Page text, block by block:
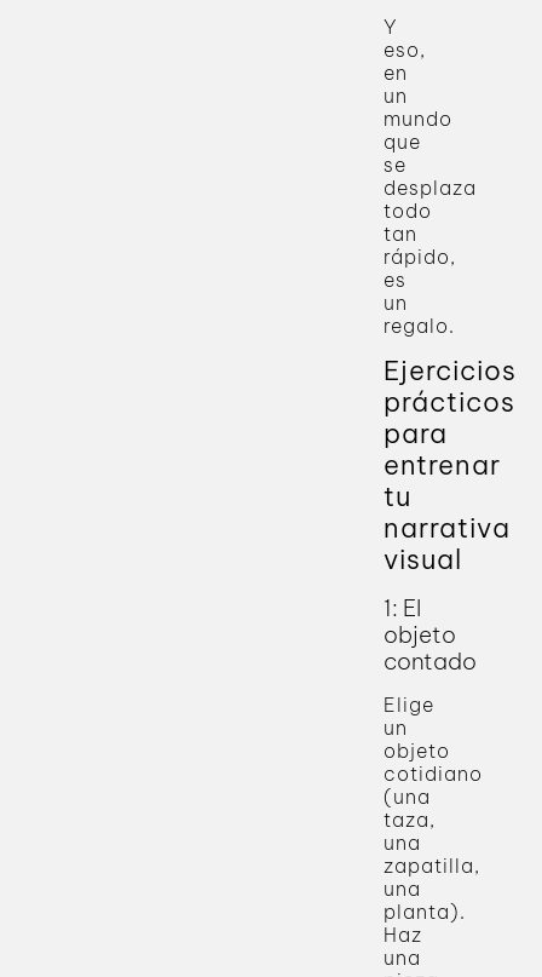
Y
eso,
en
un
mundo
que
se
desplaza
todo
tan
rápido,
es
un
regalo.
Ejercicios
prácticos
para
entrenar
tu
narrativa
visual
1: El
objeto
contado
Elige
un
objeto
cotidiano
(una
taza,
una
zapatilla,
una
planta).
Haz
una